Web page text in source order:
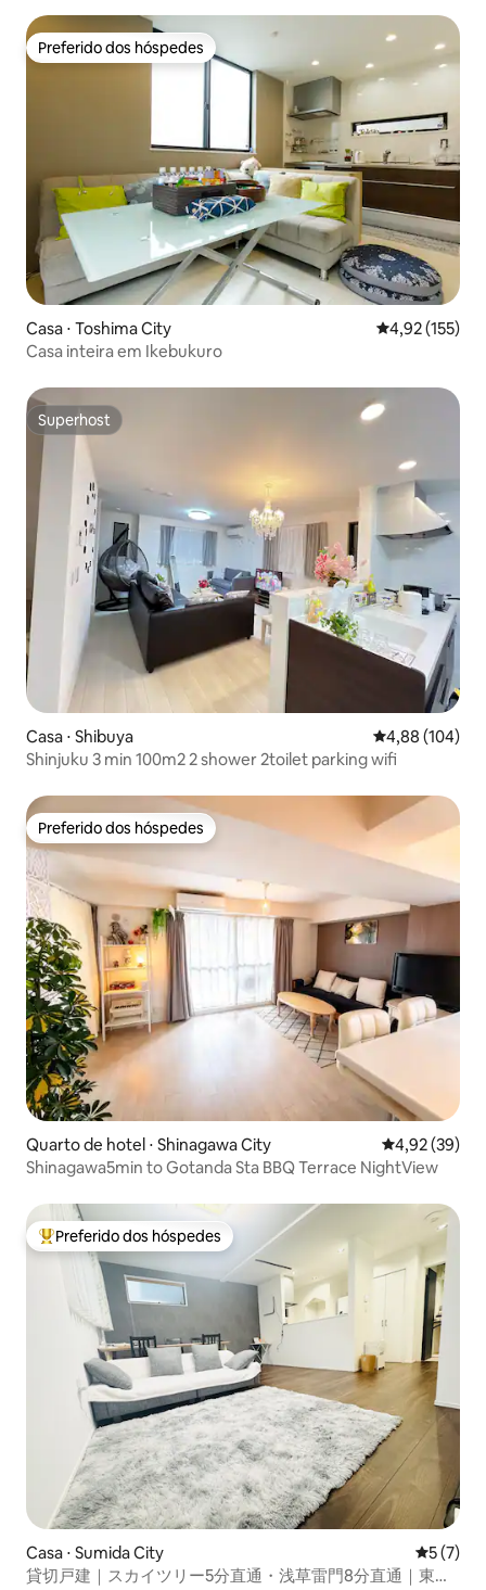
Preferido dos hóspedes
Preferido dos hóspedes
Casa ⋅ Toshima City 4,92 de uma
4,92 (155)
Casa inteira em Ikebukuro
Superhost
Superhost
Casa ⋅ Shibuya 4,88 de uma
4,88 (104)
Shinjuku 3 min 100m2 2 shower 2toilet parking wifi
Preferido dos hóspedes
Preferido dos hóspedes
Quarto de hotel ⋅ Shinagawa City 4,92 de uma
4,92 (39)
Shinagawa5min to Gotanda Sta BBQ Terrace NightView
Entre os melhores preferidos dos hóspedes
Preferido dos hóspedes
Casa ⋅ Sumida City 5 de
5 (7)
貸切戸建｜スカイツリー5分直通・浅草雷門8分直通｜東島